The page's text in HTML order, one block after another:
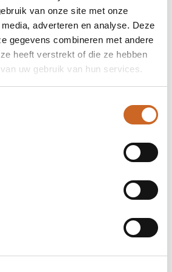
van onze site met onze
adverteren en analyse. Deze
gegevens combineren met andere
heeft verstrekt of die ze hebben
uw gebruik van hun services.
centraal. Daarom
de planning aansluit op jouw
en kunnen we eventuele
tijdig